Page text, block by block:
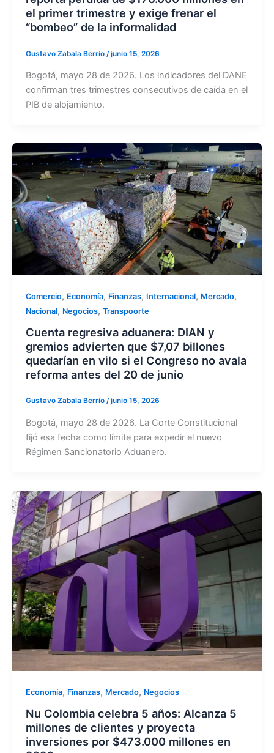
el primer trimestre y exige frenar el
“bombeo” de la informalidad
Gustavo Zabala Berrío /junio 15, 2026
Bogotá, mayo 28 de 2026. Los indicadores del DANE
confirman tres trimestres consecutivos de caída en el
PIB de alojamiento.
Comercio, Economía, Finanzas, Internacional, Mercado,
Nacional, Negocios, Transpoorte
Cuenta regresiva aduanera: DIAN y
gremios advierten que $7,07 billones
quedarían en vilo si el Congreso no avala
reforma antes del 20 de junio
Gustavo Zabala Berrío /junio 15, 2026
Bogotá, mayo 28 de 2026. La Corte Constitucional
fijó esa fecha como límite para expedir el nuevo
Régimen Sancionatorio Aduanero.
Economía, Finanzas, Mercado, Negocios
Nu Colombia celebra 5 años: Alcanza 5
millones de clientes y proyecta
inversiones por $473.000 millones en